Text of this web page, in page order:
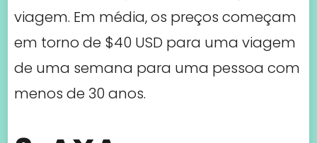
Assistance
A AXA Assistance é outra seguradora